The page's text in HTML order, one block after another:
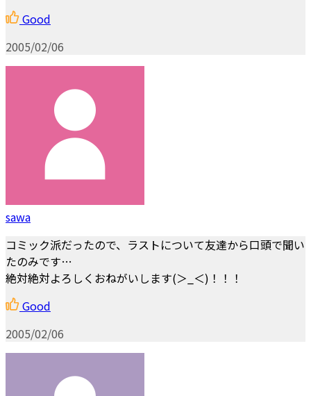
Good
2005/02/06
sawa
コミック派だったので、ラストについて友達から口頭で聞い
たのみです…
絶対絶対よろしくおねがいします(＞_＜)！！！
Good
2005/02/06